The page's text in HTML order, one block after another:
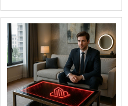
TRỌNG, TINH TẾ, BỀN ĐẸP